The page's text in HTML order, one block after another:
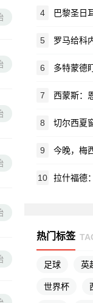
4 巴黎圣日耳曼
5 罗马给科内转会
6 多特蒙德盯
7 西蒙斯：
8 切尔西夏窗
9 今晚，梅
10 拉什福德
热门标签
足球 英
世界杯